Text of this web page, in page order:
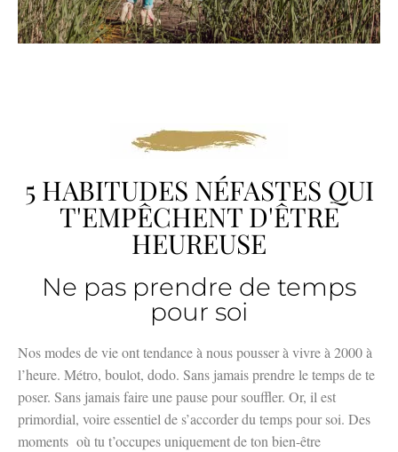
5 HABITUDES NÉFASTES QUI
T'EMPÊCHENT D'ÊTRE
HEUREUSE
Ne pas prendre de temps
pour soi
Nos modes de vie ont tendance à nous pousser à vivre à 2000 à
l’heure. Métro, boulot, dodo. Sans jamais prendre le temps de te
poser. Sans jamais faire une pause pour souffler. Or, il est
primordial, voire essentiel de s’accorder du temps pour soi. Des
moments où tu t’occupes uniquement de ton bien-être